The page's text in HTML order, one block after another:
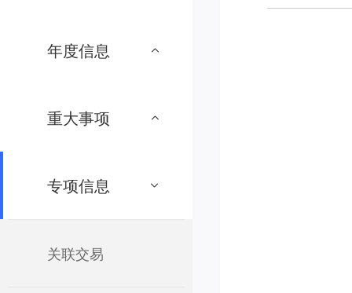
年度信息
重大事项
专项信息
关联交易